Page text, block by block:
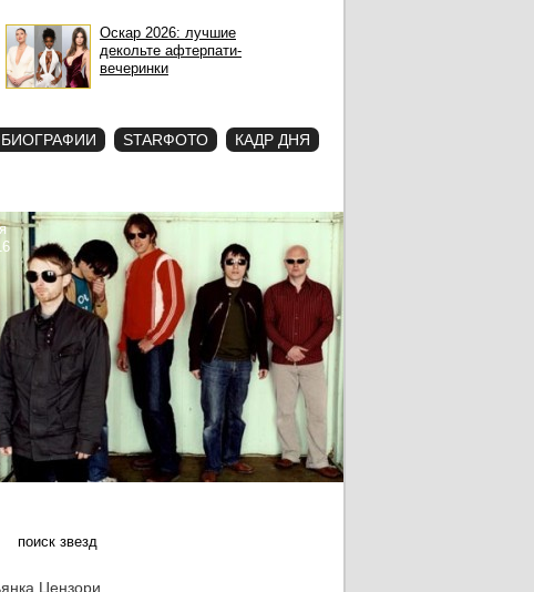
Оскар 2026: лучшие
декольте афтерпати-
вечеринки
БИОГРАФИИ STARФОТО КАДР ДНЯ
Цензори